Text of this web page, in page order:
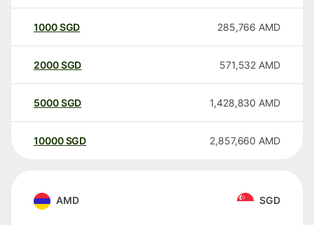
1000SGD 285,766 AMD
2000SGD 571,532 AMD
5000SGD 1,428,830 AMD
10000 SGD 2,857,660 AMD
AMD SGD